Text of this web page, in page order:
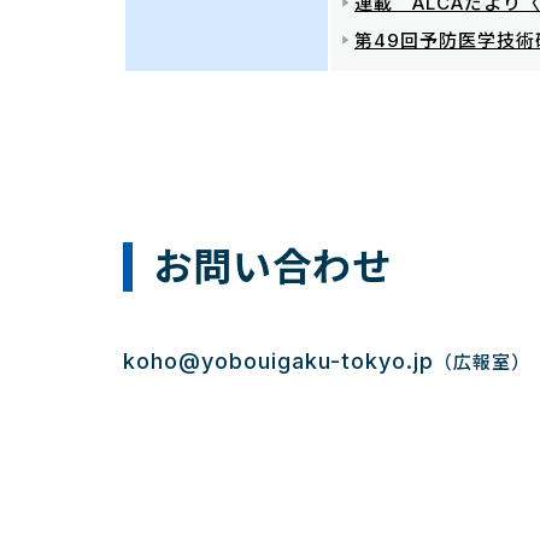
第49回予防医学技術
お問い合わせ
koho@yobouigaku-tokyo.jp （広報室）